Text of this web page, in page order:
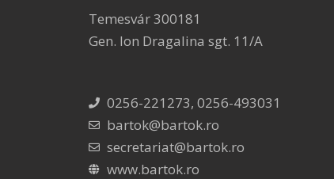
Temesvár 300181
Gen. Ion Dragalina sgt. 11/A
0256-221273, 0256-493031
bartok@bartok.ro
secretariat@bartok.ro
www.bartok.ro